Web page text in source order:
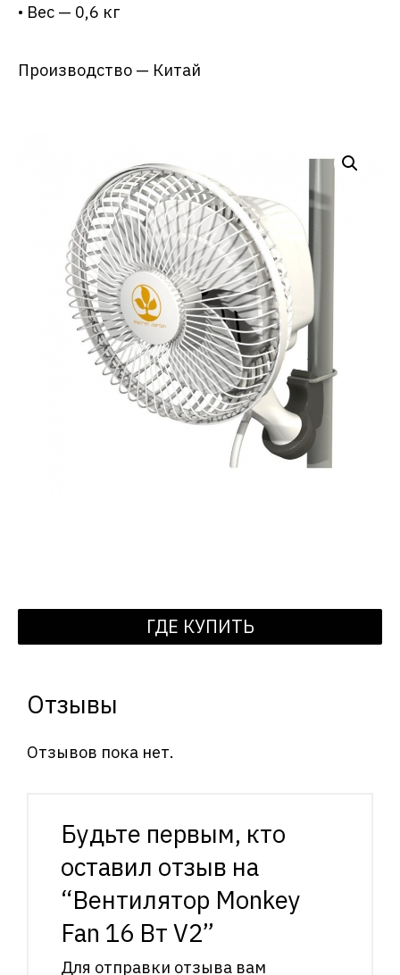
• Вес — 0,6 кг
Производство — Китай
ГДЕ КУПИТЬ
Отзывы
Отзывов пока нет.
Будьте первым, кто
оставил отзыв на
“Вентилятор Monkey
Fan 16 Вт V2”
Для отправки отзыва вам